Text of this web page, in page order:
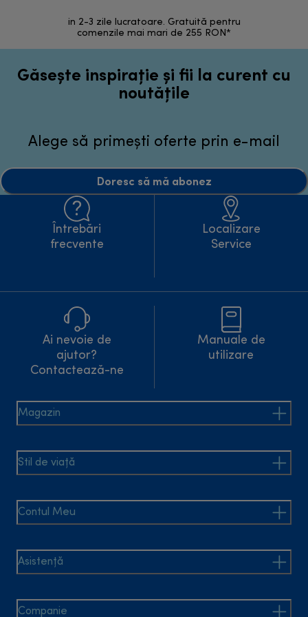
in 2-3 zile lucratoare. Gratuită pentru
comenzile mai mari de 255 RON*
Găsește inspirație și fii la curent cu
noutățile
Alege să primești oferte prin e-mail
Doresc să mă abonez
Întrebări
frecvente
Localizare
Service
Ai nevoie de
ajutor?
Contactează-ne
Manuale de
utilizare
Magazin
Stil de viață
Contul Meu
Asistență
Companie